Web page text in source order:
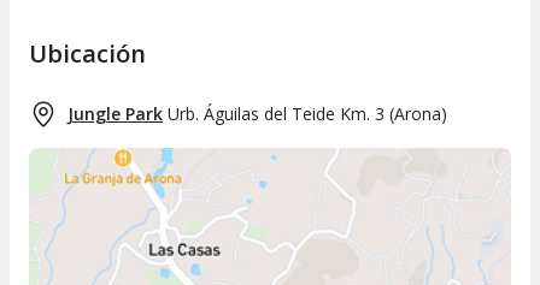
Ubicación
Jungle Park Urb. Águilas del Teide Km. 3 (Arona)